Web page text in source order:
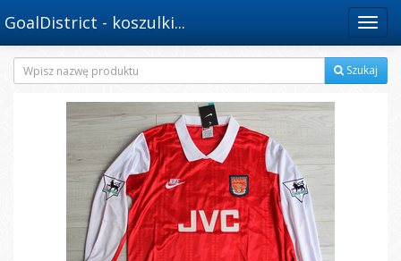
Menu
GoalDistrict - koszulki...
Szukaj